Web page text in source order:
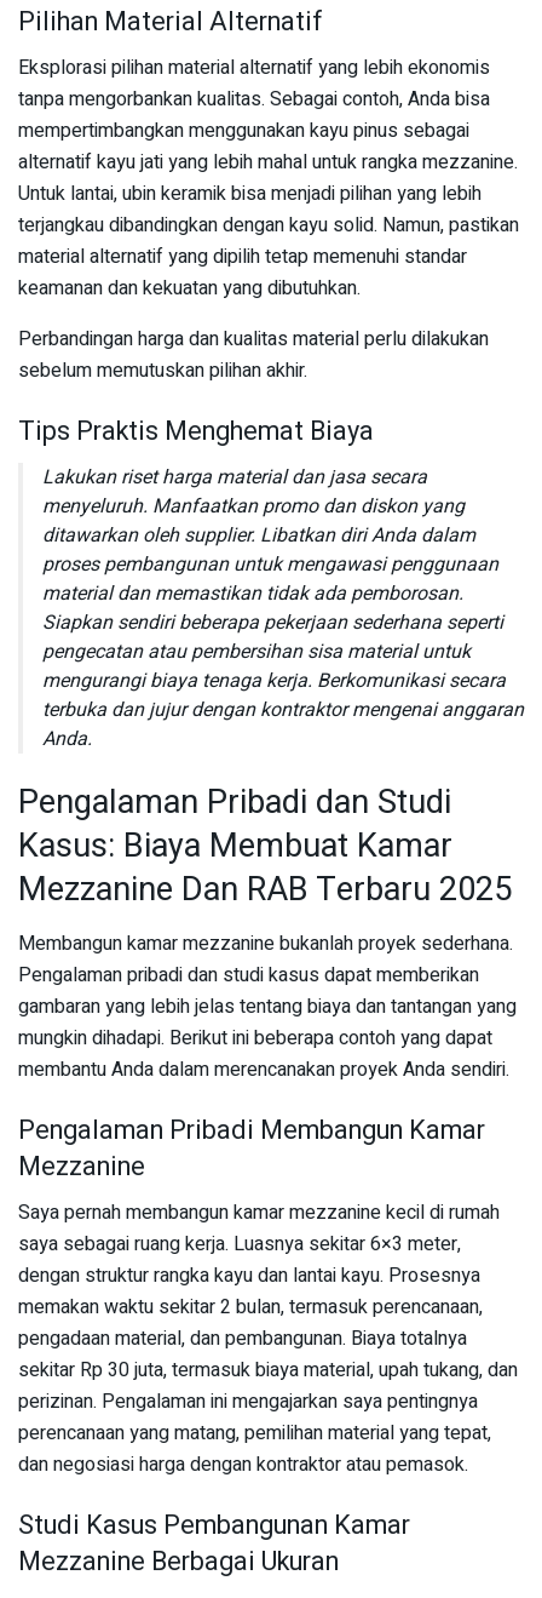
Pilihan Material Alternatif
Eksplorasi pilihan material alternatif yang lebih ekonomis
tanpa mengorbankan kualitas. Sebagai contoh, Anda bisa
mempertimbangkan menggunakan kayu pinus sebagai
alternatif kayu jati yang lebih mahal untuk rangka mezzanine.
Untuk lantai, ubin keramik bisa menjadi pilihan yang lebih
terjangkau dibandingkan dengan kayu solid. Namun, pastikan
material alternatif yang dipilih tetap memenuhi standar
keamanan dan kekuatan yang dibutuhkan.
Perbandingan harga dan kualitas material perlu dilakukan
sebelum memutuskan pilihan akhir.
Tips Praktis Menghemat Biaya
Lakukan riset harga material dan jasa secara
menyeluruh. Manfaatkan promo dan diskon yang
ditawarkan oleh supplier. Libatkan diri Anda dalam
proses pembangunan untuk mengawasi penggunaan
material dan memastikan tidak ada pemborosan.
Siapkan sendiri beberapa pekerjaan sederhana seperti
pengecatan atau pembersihan sisa material untuk
mengurangi biaya tenaga kerja. Berkomunikasi secara
terbuka dan jujur dengan kontraktor mengenai anggaran
Anda.
Pengalaman Pribadi dan Studi
Kasus: Biaya Membuat Kamar
Mezzanine Dan RAB Terbaru 2025
Membangun kamar mezzanine bukanlah proyek sederhana.
Pengalaman pribadi dan studi kasus dapat memberikan
gambaran yang lebih jelas tentang biaya dan tantangan yang
mungkin dihadapi. Berikut ini beberapa contoh yang dapat
membantu Anda dalam merencanakan proyek Anda sendiri.
Pengalaman Pribadi Membangun Kamar
Mezzanine
Saya pernah membangun kamar mezzanine kecil di rumah
saya sebagai ruang kerja. Luasnya sekitar 6×3 meter,
dengan struktur rangka kayu dan lantai kayu. Prosesnya
memakan waktu sekitar 2 bulan, termasuk perencanaan,
pengadaan material, dan pembangunan. Biaya totalnya
sekitar Rp 30 juta, termasuk biaya material, upah tukang, dan
perizinan. Pengalaman ini mengajarkan saya pentingnya
perencanaan yang matang, pemilihan material yang tepat,
dan negosiasi harga dengan kontraktor atau pemasok.
Studi Kasus Pembangunan Kamar
Mezzanine Berbagai Ukuran